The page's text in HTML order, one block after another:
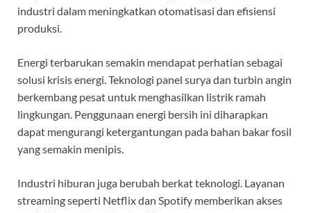
industri dalam meningkatkan otomatisasi dan efisiensi
produksi.
Energi terbarukan semakin mendapat perhatian sebagai
solusi krisis energi. Teknologi panel surya dan turbin angin
berkembang pesat untuk menghasilkan listrik ramah
lingkungan. Penggunaan energi bersih ini diharapkan
dapat mengurangi ketergantungan pada bahan bakar fosil
yang semakin menipis.
Industri hiburan juga berubah berkat teknologi. Layanan
streaming seperti Netflix dan Spotify memberikan akses